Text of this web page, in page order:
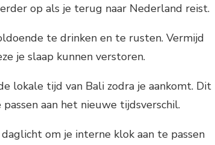
op als je terug naar Nederland reist.
te drinken en te rusten. Vermijd
je slaap kunnen verstoren.
lokale tijd van Bali zodra je aankomt. Dit
aan het nieuwe tijdsverschil.
om je interne klok aan te passen